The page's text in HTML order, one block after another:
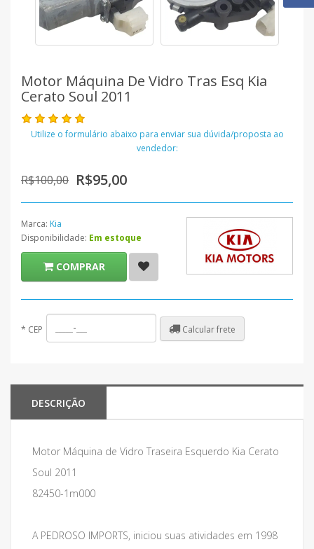
Motor Máquina De Vidro Tras Esq Kia
Cerato Soul 2011
Utilize o formulário abaixo para enviar sua dúvida/proposta ao
vendedor:
R$100,00 R$95,00
Marca: Kia
Disponibilidade: Em estoque
COMPRAR
* CEP Calcular frete
DESCRIÇÃO
Motor Máquina de Vidro Traseira Esquerdo Kia Cerato
Soul 2011
82450-1m000
A PEDROSO IMPORTS, iniciou suas atividades em 1998